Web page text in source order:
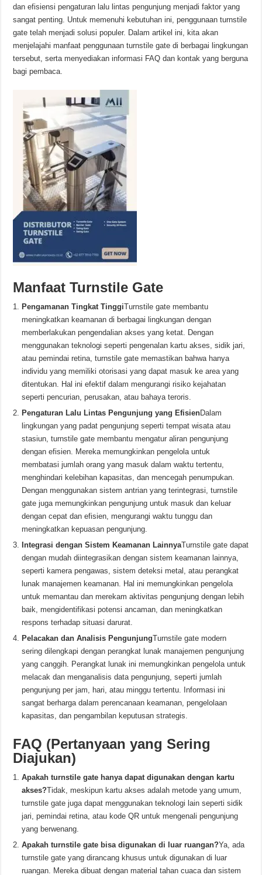
dan efisiensi pengaturan lalu lintas pengunjung menjadi faktor yang
sangat penting. Untuk memenuhi kebutuhan ini, penggunaan turnstile
gate telah menjadi solusi populer. Dalam artikel ini, kita akan
menjelajahi manfaat penggunaan turnstile gate di berbagai lingkungan
tersebut, serta menyediakan informasi FAQ dan kontak yang berguna
bagi pembaca.
Manfaat Turnstile Gate
Pengamanan Tingkat TinggiTurnstile gate membantu
meningkatkan keamanan di berbagai lingkungan dengan
memberlakukan pengendalian akses yang ketat. Dengan
menggunakan teknologi seperti pengenalan kartu akses, sidik jari,
atau pemindai retina, turnstile gate memastikan bahwa hanya
individu yang memiliki otorisasi yang dapat masuk ke area yang
ditentukan. Hal ini efektif dalam mengurangi risiko kejahatan
seperti pencurian, perusakan, atau bahaya teroris.
Pengaturan Lalu Lintas Pengunjung yang EfisienDalam
lingkungan yang padat pengunjung seperti tempat wisata atau
stasiun, turnstile gate membantu mengatur aliran pengunjung
dengan efisien. Mereka memungkinkan pengelola untuk
membatasi jumlah orang yang masuk dalam waktu tertentu,
menghindari kelebihan kapasitas, dan mencegah penumpukan.
Dengan menggunakan sistem antrian yang terintegrasi, turnstile
gate juga memungkinkan pengunjung untuk masuk dan keluar
dengan cepat dan efisien, mengurangi waktu tunggu dan
meningkatkan kepuasan pengunjung.
Integrasi dengan Sistem Keamanan LainnyaTurnstile gate dapat
dengan mudah diintegrasikan dengan sistem keamanan lainnya,
seperti kamera pengawas, sistem deteksi metal, atau perangkat
lunak manajemen keamanan. Hal ini memungkinkan pengelola
untuk memantau dan merekam aktivitas pengunjung dengan lebih
baik, mengidentifikasi potensi ancaman, dan meningkatkan
respons terhadap situasi darurat.
Pelacakan dan Analisis PengunjungTurnstile gate modern
sering dilengkapi dengan perangkat lunak manajemen pengunjung
yang canggih. Perangkat lunak ini memungkinkan pengelola untuk
melacak dan menganalisis data pengunjung, seperti jumlah
pengunjung per jam, hari, atau minggu tertentu. Informasi ini
sangat berharga dalam perencanaan keamanan, pengelolaan
kapasitas, dan pengambilan keputusan strategis.
FAQ (Pertanyaan yang Sering
Diajukan)
Apakah turnstile gate hanya dapat digunakan dengan kartu
akses?Tidak, meskipun kartu akses adalah metode yang umum,
turnstile gate juga dapat menggunakan teknologi lain seperti sidik
jari, pemindai retina, atau kode QR untuk mengenali pengunjung
yang berwenang.
Apakah turnstile gate bisa digunakan di luar ruangan?Ya, ada
turnstile gate yang dirancang khusus untuk digunakan di luar
ruangan. Mereka dibuat dengan material tahan cuaca dan sistem